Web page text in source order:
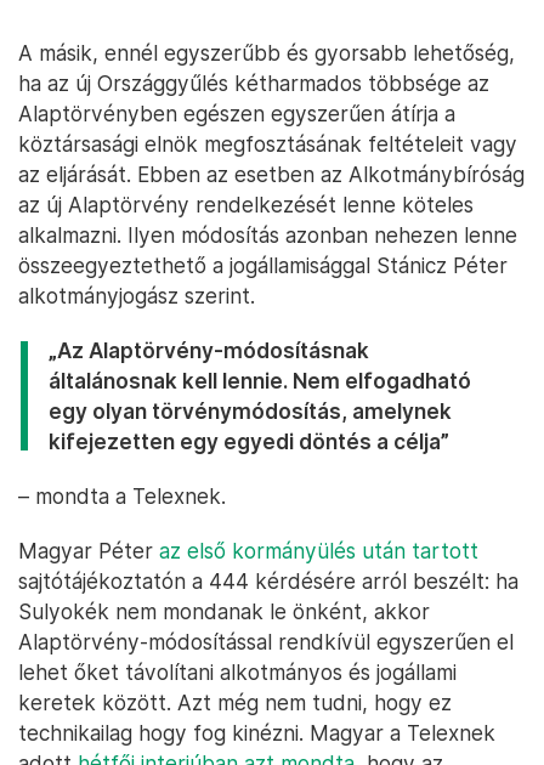
A másik, ennél egyszerűbb és gyorsabb lehetőség,
ha az új Országgyűlés kétharmados többsége az
Alaptörvényben egészen egyszerűen átírja a
köztársasági elnök megfosztásának feltételeit vagy
az eljárását. Ebben az esetben az Alkotmánybíróság
az új Alaptörvény rendelkezését lenne köteles
alkalmazni. Ilyen módosítás azonban nehezen lenne
összeegyeztethető a jogállamisággal Stánicz Péter
alkotmányjogász szerint.
„Az Alaptörvény-módosításnak
általánosnak kell lennie. Nem elfogadható
egy olyan törvénymódosítás, amelynek
kifejezetten egy egyedi döntés a célja”
– mondta a Telexnek.
Magyar Péter az első kormányülés után tartott
sajtótájékoztatón a 444 kérdésére arról beszélt: ha
Sulyokék nem mondanak le önként, akkor
Alaptörvény-módosítással rendkívül egyszerűen el
lehet őket távolítani alkotmányos és jogállami
keretek között. Azt még nem tudni, hogy ez
technikailag hogy fog kinézni. Magyar a Telexnek